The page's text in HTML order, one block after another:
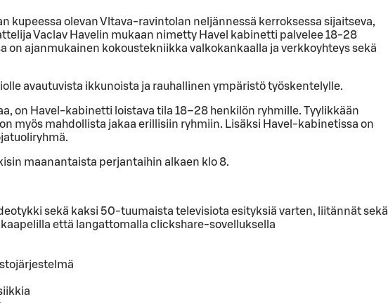
kupeessa olevan Vltava-ravintolan neljännessä kerroksessa sijaitseva,
Vaclav Havelin mukaan nimetty Havel kabinetti palvelee 18-28
on ajanmukainen kokoustekniikka valkokankaalla ja verkkoyhteys sekä
avautuvista ikkunoista ja rauhallinen ympäristö työskentelylle.
on Havel-kabinetti loistava tila 18–28 henkilön ryhmille. Tyylikkään
myös mahdollista jakaa erillisiin ryhmiin. Lisäksi Havel-kabinetissa on
maanantaista perjantaihin alkaen klo 8.
sekä kaksi 50-tuumaista televisiota esityksiä varten, liitännät sekä
että langattomalla clickshare-sovelluksella